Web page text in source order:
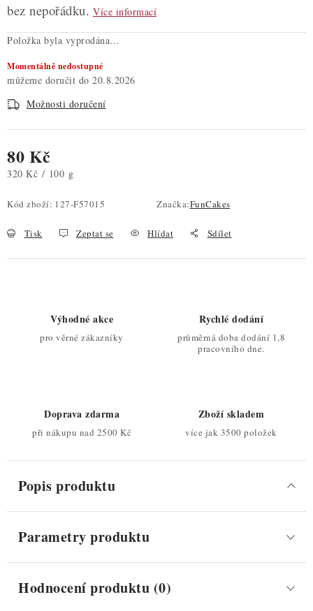
bez nepořádku. Více informací
Položka byla vyprodána…
Momentálně nedostupné
20.8.2026
Možnosti doručení
80 Kč
Měrná cena:
320 Kč / 100 g
Kód zboží: 127-F57015 Značka:FunCakes
Tisk Zeptat se Hlídat Sdílet
Výhodné akce
pro věrné zákazníky
Rychlé dodání
průměrná doba dodání 1,8
pracovního dne.
Doprava zdarma
při nákupu nad 2500 Kč
Zboží skladem
více jak 3500 položek
Popis produktu
Parametry produktu
Hodnocení produktu (0)